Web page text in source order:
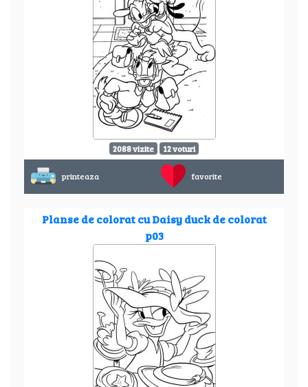
2088 vizite 12 voturi
printeaza favorite
Planse de colorat cu Daisy duck de colorat
p03